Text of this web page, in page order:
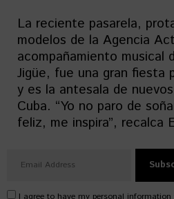
La reciente pasarela,
modelos de la Agencia
acompañamiento musical
Jigüe, fue una gran fiesta
y es la antesala de
Cuba. “Yo no paro de
feliz, me inspira”, recalca
I agree to have my personal